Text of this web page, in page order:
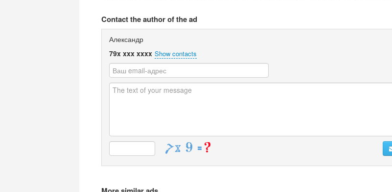
Contact the author of the ad
Александр
79x xxx xxxx Show contacts